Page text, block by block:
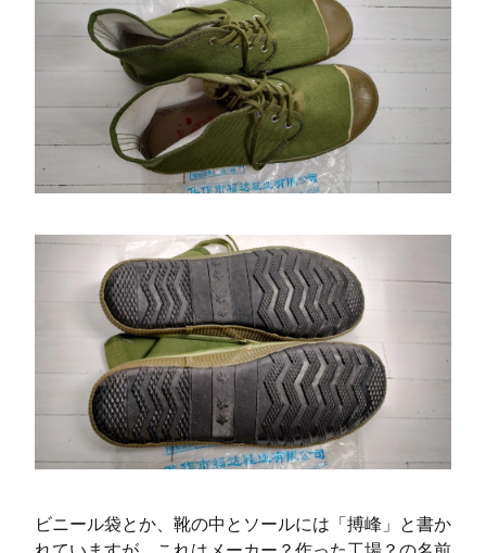
ビニール袋とか、靴の中とソールには「搏峰」と書か